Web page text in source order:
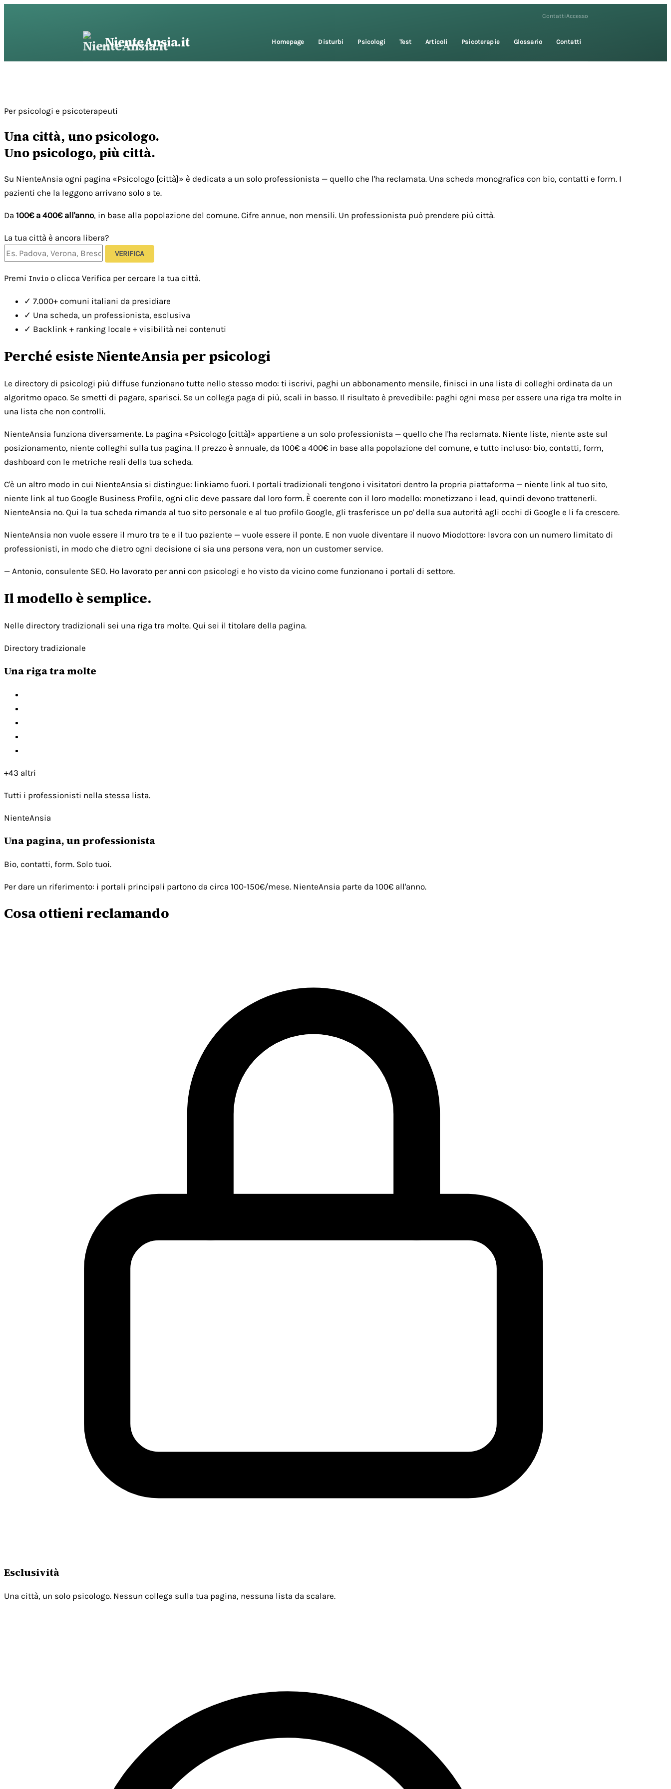
ContattiAccesso
NienteAnsia.it Homepage Disturbi Psicologi Test Articoli Psicoterapie Glossario Contatti
Per psicologi e psicoterapeuti
Una città, uno psicologo.
Uno psicologo, più città.
Su NienteAnsia ogni pagina «Psicologo [città]» è dedicata a un solo professionista — quello che l'ha reclamata. Una scheda monografica con bio, contatti e form. I
pazienti che la leggono arrivano solo a te.
Da 100€ a 400€ all'anno, in base alla popolazione del comune. Cifre annue, non mensili. Un professionista può prendere più città.
La tua città è ancora libera?
VERIFICA
Premi Invio o clicca Verifica per cercare la tua città.
✓ 7.000+ comuni italiani da presidiare
✓ Una scheda, un professionista, esclusiva
✓ Backlink + ranking locale + visibilità nei contenuti
Perché esiste NienteAnsia per psicologi
Le directory di psicologi più diffuse funzionano tutte nello stesso modo: ti iscrivi, paghi un abbonamento mensile, finisci in una lista di colleghi ordinata da un
algoritmo opaco. Se smetti di pagare, sparisci. Se un collega paga di più, scali in basso. Il risultato è prevedibile: paghi ogni mese per essere una riga tra molte in
una lista che non controlli.
NienteAnsia funziona diversamente. La pagina «Psicologo [città]» appartiene a un solo professionista — quello che l'ha reclamata. Niente liste, niente aste sul
posizionamento, niente colleghi sulla tua pagina. Il prezzo è annuale, da 100€ a 400€ in base alla popolazione del comune, e tutto incluso: bio, contatti, form,
dashboard con le metriche reali della tua scheda.
C'è un altro modo in cui NienteAnsia si distingue: linkiamo fuori. I portali tradizionali tengono i visitatori dentro la propria piattaforma — niente link al tuo sito,
niente link al tuo Google Business Profile, ogni clic deve passare dal loro form. È coerente con il loro modello: monetizzano i lead, quindi devono trattenerli.
NienteAnsia no. Qui la tua scheda rimanda al tuo sito personale e al tuo profilo Google, gli trasferisce un po' della sua autorità agli occhi di Google e li fa crescere.
NienteAnsia non vuole essere il muro tra te e il tuo paziente — vuole essere il ponte. E non vuole diventare il nuovo Miodottore: lavora con un numero limitato di
professionisti, in modo che dietro ogni decisione ci sia una persona vera, non un customer service.
— Antonio, consulente SEO. Ho lavorato per anni con psicologi e ho visto da vicino come funzionano i portali di settore.
Il modello è semplice.
Nelle directory tradizionali sei una riga tra molte. Qui sei il titolare della pagina.
Directory tradizionale
Una riga tra molte
+43 altri
Tutti i professionisti nella stessa lista.
NienteAnsia
Una pagina, un professionista
Bio, contatti, form. Solo tuoi.
Per dare un riferimento: i portali principali partono da circa 100-150€/mese. NienteAnsia parte da 100€ all'anno.
Cosa ottieni reclamando
Esclusività
Una città, un solo psicologo. Nessun collega sulla tua pagina, nessuna lista da scalare.